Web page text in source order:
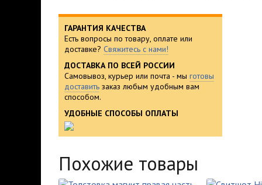
ГАРАНТИЯ КАЧЕСТВА
Есть вопросы по товару, оплате или
доставке? Свяжитесь с нами!
ДОСТАВКА ПО ВСЕЙ РОССИИ
Самовывоз, курьер или почта - мы готовы
доставить заказ любым удобным вам
способом.
УДОБНЫЕ СПОСОБЫ ОПЛАТЫ
Похожие товары